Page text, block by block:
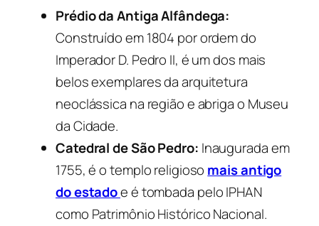
Prédio da Antiga Alfândega:
Construído em 1804 por ordem do
Imperador D. Pedro II, é um dos mais
belos exemplares da arquitetura
neoclássica na região e abriga o Museu
da Cidade.
Catedral de São Pedro: Inaugurada em
1755, é o templo religioso mais antigo
do estadoe é tombada pelo IPHAN
como Patrimônio Histórico Nacional.